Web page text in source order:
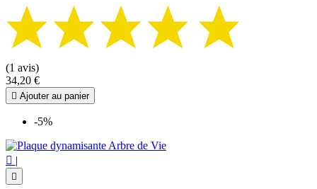
(1 avis)
34,20 €
 Ajouter au panier
-5%
 |
